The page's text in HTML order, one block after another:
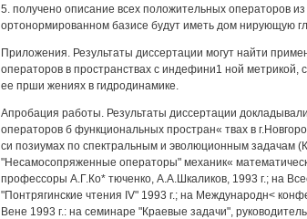
5. получено описание всех положительных операторов
ортонормированном базисе будут иметь дом нирующую
Приложения. Результаты диссертации могут найти
операторов в пространствах с индефини1 ной метрикой,
ее прши жениях в гидродинамике.
Апробация работы. Результаты диссертации
операторов б функциональных простран« твах в
си позиумах по спектральным и эволюционным задачам
"Несамосопряженные операторы" механик«
профессоры А.Г.Ко* тюченко, А.А.Шкаликов, 1993 г.; на
"Понтрягинские чтения IV" 1993 г.; на Международн<
Вене 1993 г.: на семинаре "Краевые задачи",